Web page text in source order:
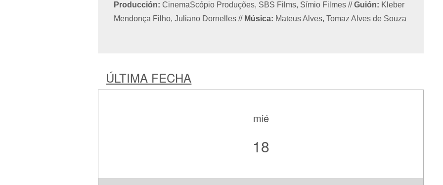
Producción: CinemaScópio Produções, SBS Films, Símio Filmes// Guión: Kleber
Mendonça Filho, Juliano Dornelles// Música: Mateus Alves, Tomaz Alves de Souza
ÚLTIMA FECHA
mié
18